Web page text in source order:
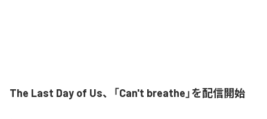
The Last Day of Us、「Can't breathe」を配信開始